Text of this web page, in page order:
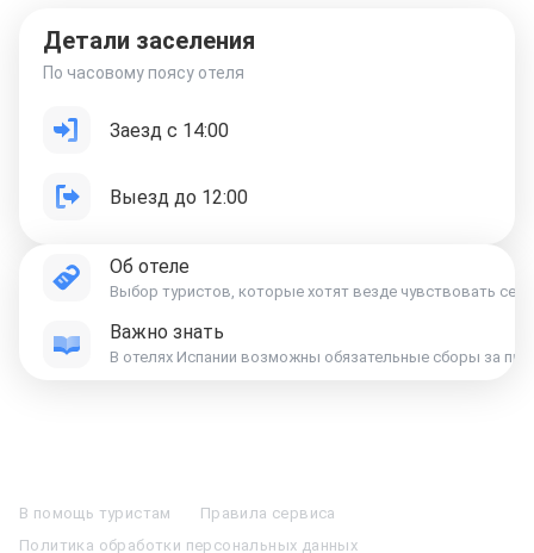
Детали заселения
По часовому поясу отеля
Заезд с 14:00
Выезд до 12:00
Об отеле
Выбор туристов, которые хотят везде чувствовать
Важно знать
В отелях Испании возможны обязательные сборы за
Отели в КазаниОтели в Нижнем Новгороде
В помощь туристам
Правила сервиса
Политика обработки персональных данных